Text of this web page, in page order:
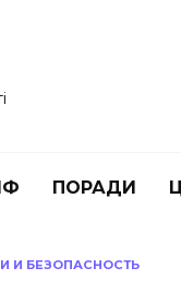
ПОРАДИ
И БЕЗОПАСНОСТЬ